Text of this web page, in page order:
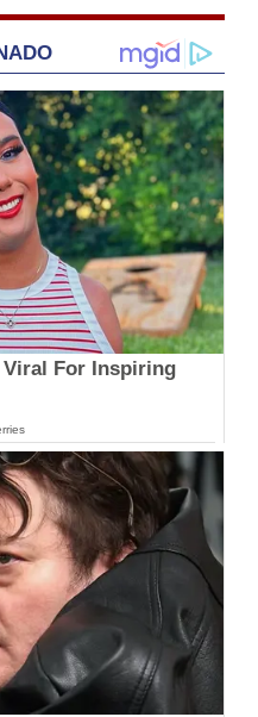
Viral For Inspiring